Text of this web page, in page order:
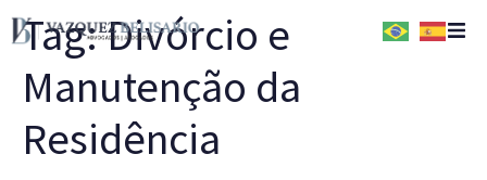
Home
Quem Somos
Tag:Divórcio e
Manutenção da
Residência